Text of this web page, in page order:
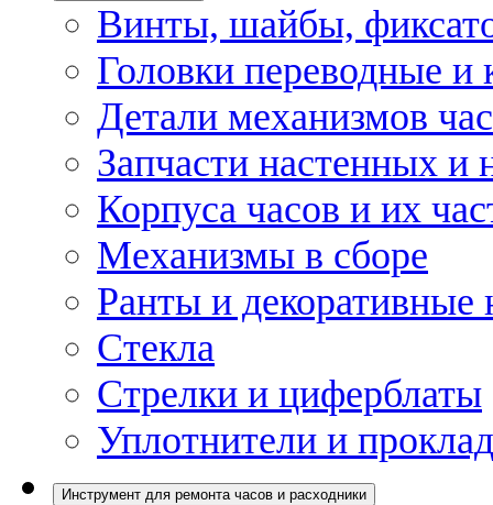
Винты, шайбы,
Головки переводные и
Детали механизмов
Запчасти настенных и
Корпуса часов и их
Механизмы в сборе
Ранты и декоративные
Стекла
Стрелки и циферблаты
Уплотнители и
Инструмент для ремонта часов и расходники